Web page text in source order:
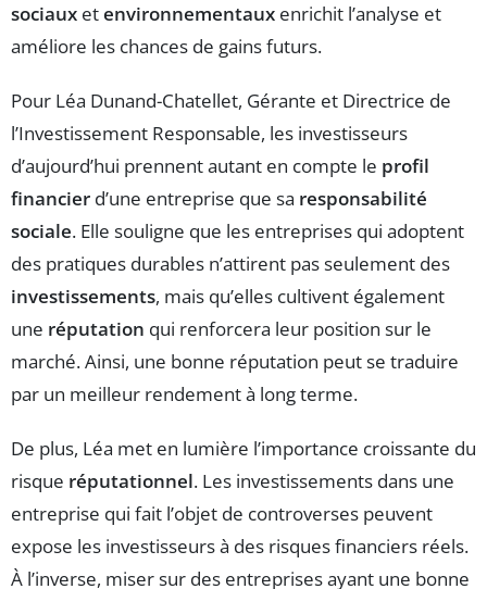
sociaux etenvironnementaux enrichit l’analyse et
améliore les chances de gains futurs.
Pour Léa Dunand-Chatellet, Gérante et Directrice de
l’Investissement Responsable, les investisseurs
d’aujourd’hui prennent autant en compte le profil
financier d’une entreprise que sa responsabilité
sociale. Elle souligne que les entreprises qui adoptent
des pratiques durables n’attirent pas seulement des
investissements, mais qu’elles cultivent également
une réputation qui renforcera leur position sur le
marché. Ainsi, une bonne réputation peut se traduire
par un meilleur rendement à long terme.
De plus, Léa met en lumière l’importance croissante du
risque réputationnel. Les investissements dans une
entreprise qui fait l’objet de controverses peuvent
expose les investisseurs à des risques financiers réels.
À l’inverse, miser sur des entreprises ayant une bonne